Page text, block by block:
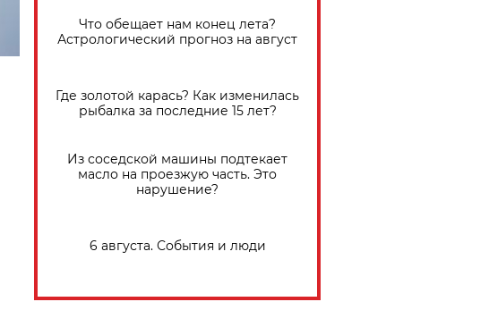
​Что обещает нам конец лета?
Астрологический прогноз на август
Где золотой карась? Как изменилась
рыбалка за последние 15 лет?
Из соседской машины подтекает
масло на проезжую часть. Это
нарушение?
6 августа. События и люди